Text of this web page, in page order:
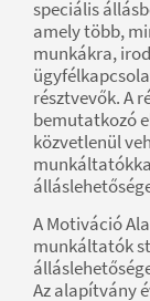
speciális
amely több,
munkákra,
résztvevők. A
bemutatkozó
közvetlenül
A Motiváció
munkáltatók
Az alapítvány